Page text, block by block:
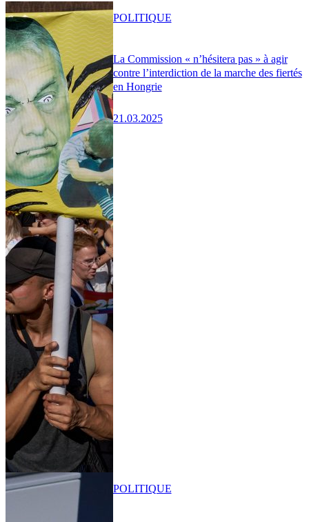
La Commission « n’hésitera pas » à agir
contre l’interdiction de la marche des fiertés
en Hongrie
21.03.2025
POLITIQUE
POLITIQUE